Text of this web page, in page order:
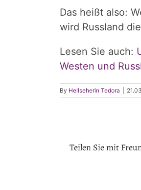
Das heißt also:
wird Russland
Lesen Sie auch:
Westen und
By Hellseherin Tedora
Teilen Sie mit